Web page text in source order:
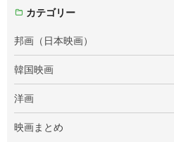
カテゴリー
邦画（日本映画）
韓国映画
洋画
映画まとめ